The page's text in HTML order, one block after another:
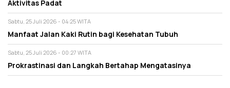
Aktivitas Padat
Sabtu, 25 Juli 2026 - 04:25 WITA
Manfaat Jalan Kaki Rutin bagi Kesehatan Tubuh
Sabtu, 25 Juli 2026 - 00:27 WITA
Prokrastinasi dan Langkah Bertahap Mengatasinya